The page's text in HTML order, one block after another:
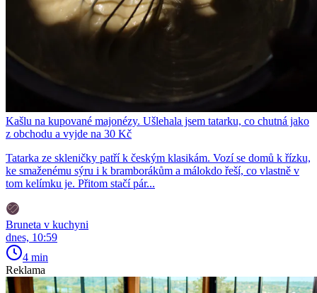
Kašlu na kupované majonézy. Ušlehala jsem tatarku, co chutná jako
z obchodu a vyjde na 30 Kč
Tatarka ze skleničky patří k českým klasikám. Vozí se domů k řízku,
ke smaženému sýru i k bramborákům a málokdo řeší, co vlastně v
tom kelímku je. Přitom stačí pár...
Bruneta v kuchyni
dnes, 10:59
4 min
Reklama